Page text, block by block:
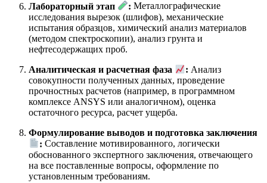
Лабораторный этап : Металлографические
исследования вырезок (шлифов), механические
испытания образцов, химический анализ материалов
(методом спектроскопии), анализ грунта и
нефтесодержащих проб.
Аналитическая и расчетная фаза : Анализ
совокупности полученных данных, проведение
прочностных расчетов (например, в программном
комплексе ANSYS или аналогичном), оценка
остаточного ресурса, расчет ущерба.
Формулирование выводов и подготовка заключения
: Составление мотивированного, логически
обоснованного экспертного заключения, отвечающего
на все поставленные вопросы, оформление по
установленным требованиям.